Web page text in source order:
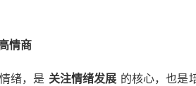
情商
绪，是 关注情绪发展 的核心，也是